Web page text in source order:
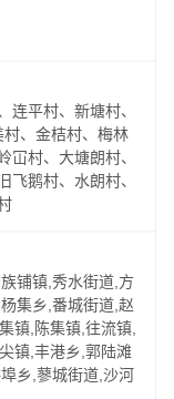
连平村、新塘村、
、金桔村、梅林
冚村、大塘朗村、
飞鹅村、水朗村、
铺镇,秀水街道,方
集乡,番城街道,赵
镇,陈集镇,往流镇,
镇,丰港乡,郭陆滩
乡,蓼城街道,沙河